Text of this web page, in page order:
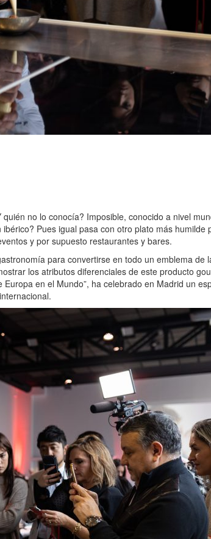
no lo conocía? Imposible, conocido a nivel
Pues igual pasa con otro plato más
y por supuesto restaurantes y bares.
para convertirse en todo un emblema
los atributos diferenciales de este producto
en el Mundo”, ha celebrado en Madrid un